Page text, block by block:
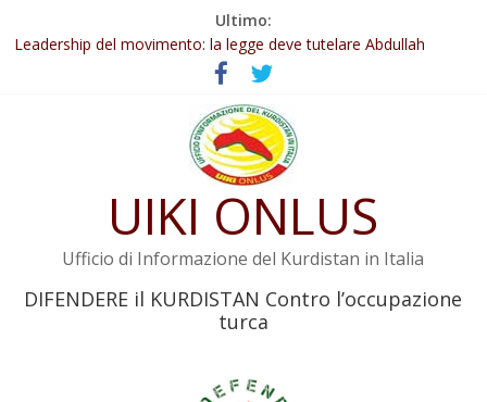
Ultimo:
Abdullah Öcalan: Le legge negativa deve essere trasformata in
legge positiva
Leadership del movimento: la legge deve tutelare Abdullah
Commissione donne del KNK: Şengal è di nuovo sotto minaccia
Non tenere conto della situazione di Rêber Apo ostacolerebbe
Il KNK chiede un’azione internazionale contro i crimini di guerra
UIKI ONLUS
Ufficio di Informazione del Kurdistan in Italia
DIFENDERE il KURDISTAN Contro l’occupazione
turca